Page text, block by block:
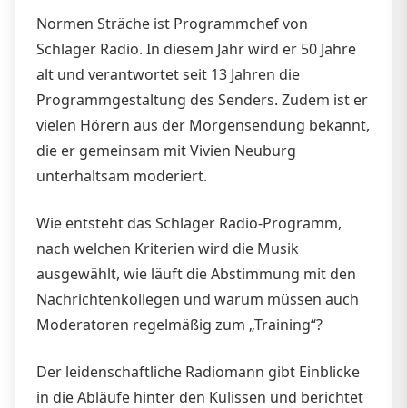
Normen Sträche ist Programmchef von
Schlager Radio. In diesem Jahr wird er 50 Jahre
alt und verantwortet seit 13 Jahren die
Programmgestaltung des Senders. Zudem ist er
vielen Hörern aus der Morgensendung bekannt,
die er gemeinsam mit Vivien Neuburg
unterhaltsam moderiert.
Wie entsteht das Schlager Radio-Programm,
nach welchen Kriterien wird die Musik
ausgewählt, wie läuft die Abstimmung mit den
Nachrichtenkollegen und warum müssen auch
Moderatoren regelmäßig zum „Training“?
Der leidenschaftliche Radiomann gibt Einblicke
in die Abläufe hinter den Kulissen und berichtet